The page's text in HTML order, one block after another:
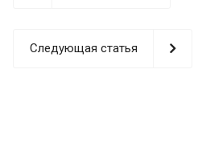
Следующая статья